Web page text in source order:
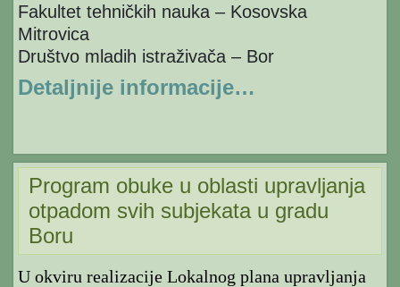
Fakultet tehničkih nauka – Kosovska
Mitrovica
Društvo mladih istraživača – Bor
Detaljnije informacije…
Program obuke u oblasti upravljanja
otpadom svih subjekata u gradu
Boru
U okviru realizacije Lokalnog plana upravljanja